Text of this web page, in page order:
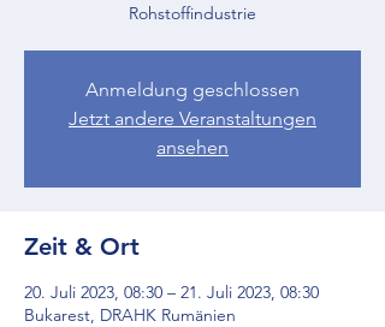
Rohstoffindustrie
Anmeldung geschlossen
Jetzt andere Veranstaltungen
ansehen
Zeit & Ort
20. Juli 2023, 08:30 – 21. Juli 2023, 08:30
Bukarest, DRAHK Rumänien